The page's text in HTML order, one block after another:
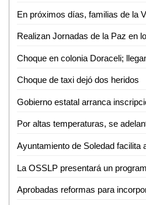
Realizan Jornadas de la Paz en
Choque en colonia Doraceli;
Choque de taxi dejó dos heridos
Por altas temperaturas, se